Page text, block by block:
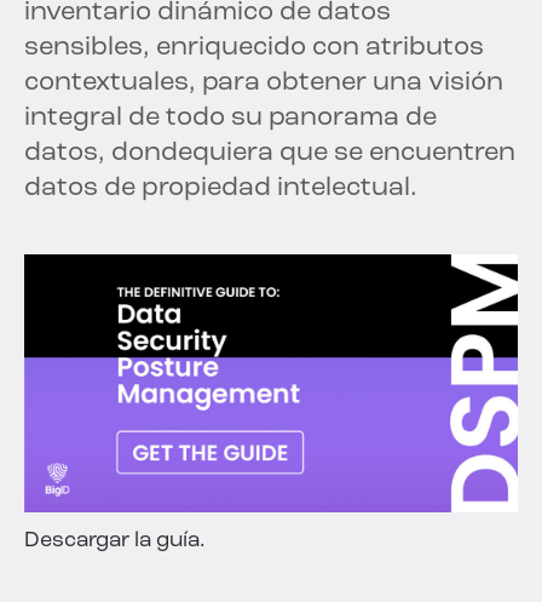
inventario dinámico de datos
sensibles, enriquecido con atributos
contextuales, para obtener una visión
integral de todo su panorama de
datos, dondequiera que se encuentren
datos de propiedad intelectual.
Descargar la guía.